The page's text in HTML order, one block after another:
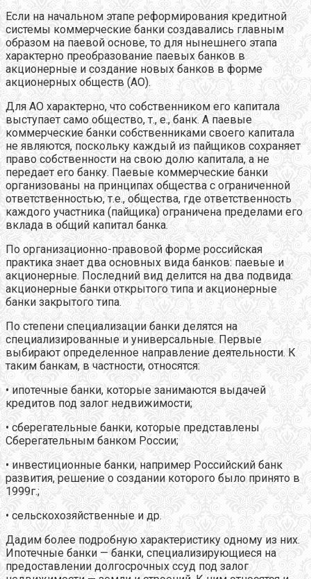
Если на начальном этапе реформирования кредитной
системы коммерческие банки создавались главным
образом на паевой основе, то для нынешнего этапа
характерно преобразование паевых банков в
акционерные и создание новых банков в форме
акционерных обществ (АО).
Для АО характерно, что собственником его капитала
выступает само общество, т., е., банк. А паевые
коммерческие банки собственниками своего капитала
не являются, поскольку каждый из пайщиков сохраняет
право собственности на свою долю капитала, а не
передает его банку. Паевые коммерческие банки
организованы на принципах общества с ограниченной
ответственностью, т.е., общества, где ответственность
каждого участника (пайщика) ограничена пределами его
вклада в общий капитал банка.
По организационно-правовой форме российская
практика знает два основных вида банков: паевые и
акционерные. Последний вид делится на два подвида:
акционерные банки открытого типа и акционерные
банки закрытого типа.
По степени специализации банки делятся на
специализированные и универсальные. Первые
выбирают определенное направление деятельности. К
таким банкам, в частности, относятся:
• ипотечные банки, которые занимаются выдачей
кредитов под залог недвижимости;
• сберегательные банки, которые представлены
Сберегательным банком России;
• инвестиционные банки, например Российский банк
развития, решение о создании которого было принято в
1999г.;
• сельскохозяйственные и др.
Дадим более подробную характеристику одному из них.
Ипотечные банки — банки, специализирующиеся на
предоставлении долгосрочных ссуд под залог